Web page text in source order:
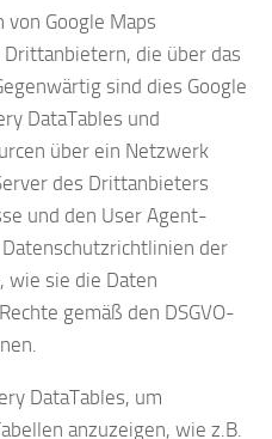
Google Maps
die über das
sind dies Google
DataTables und
über ein Netzwerk
des Drittanbieters
und den User Agent-
der
wie sie die Daten
gemäß den DSGVO-
DataTables, um
anzuzeigen, wie z.B.